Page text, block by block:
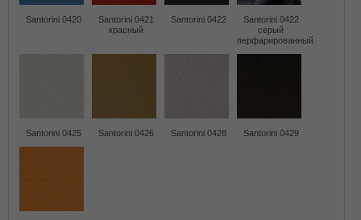
Santorini 0420
Santorini 0421
красный
Santorini 0422
Santorini 0422
серый
перфарированный
Santorini 0425 Santorini 0426 Santorini 0428 Santorini 0429